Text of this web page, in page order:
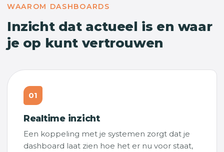
WAAROM DASHBOARDS
Inzicht dat actueel is en waar
je op kunt vertrouwen
01
Realtime inzicht
Een koppeling met je systemen zorgt dat je
dashboard laat zien hoe het er nu voor staat,